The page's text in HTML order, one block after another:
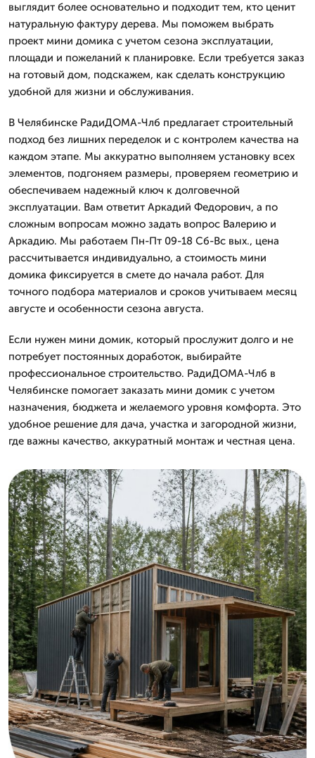
выглядит более основательно и подходит тем, кто ценит
натуральную фактуру дерева. Мы поможем выбрать
проект мини домика с учетом сезона эксплуатации,
площади и пожеланий к планировке. Если требуется заказ
на готовый дом, подскажем, как сделать конструкцию
удобной для жизни и обслуживания.
В Челябинске РадиДОМА-Члб предлагает строительный
подход без лишних переделок и с контролем качества на
каждом этапе. Мы аккуратно выполняем установку всех
элементов, подгоняем размеры, проверяем геометрию и
обеспечиваем надежный ключ к долговечной
эксплуатации. Вам ответит Аркадий Федорович, а по
сложным вопросам можно задать вопрос Валерию и
Аркадию. Мы работаем Пн-Пт 09-18 Сб-Вс вых., цена
рассчитывается индивидуально, а стоимость мини
домика фиксируется в смете до начала работ. Для
точного подбора материалов и сроков учитываем месяц
августе и особенности сезона августа.
Если нужен мини домик, который прослужит долго и не
потребует постоянных доработок, выбирайте
профессиональное строительство. РадиДОМА-Члб в
Челябинске помогает заказать мини домик с учетом
назначения, бюджета и желаемого уровня комфорта. Это
удобное решение для дача, участка и загородной жизни,
где важны качество, аккуратный монтаж и честная цена.